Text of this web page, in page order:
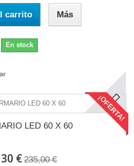
carrito Más
En stock
¡OFERTA!
LED 60 X 60
€ 235,00 €